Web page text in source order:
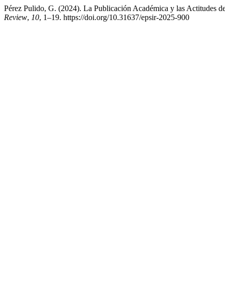
Pérez Pulido, G. (2024). La Publicación Académica y las Actitudes
Review, 10, 1–19. https://doi.org/10.31637/epsir-2025-900